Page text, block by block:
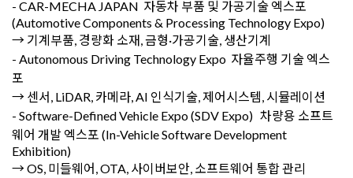
- CAR-MECHA JAPAN 자동차 부품 및 가공기술 엑스포
(Automotive Components & Processing Technology Expo)
→ 기계부품, 경량화 소재, 금형·가공기술, 생산기계
- Autonomous Driving Technology Expo 자율주행 기술 엑스
포
→ 센서, LiDAR, 카메라, AI 인식기술, 제어시스템, 시뮬레이션
- Software-Defined Vehicle Expo (SDV Expo) 차량용 소프트
웨어 개발 엑스포 (In-Vehicle Software Development
Exhibition)
→ OS, 미들웨어, OTA, 사이버보안, 소프트웨어 통합 관리